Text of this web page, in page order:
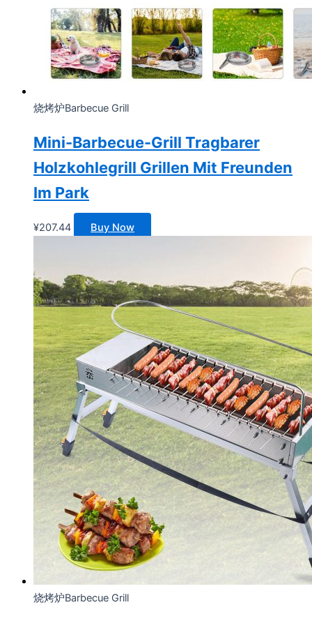
烧烤炉Barbecue Grill
Mini-Barbecue-Grill Tragbarer
Holzkohlegrill Grillen Mit Freunden
Im Park
¥207.44 Buy Now
烧烤炉Barbecue Grill